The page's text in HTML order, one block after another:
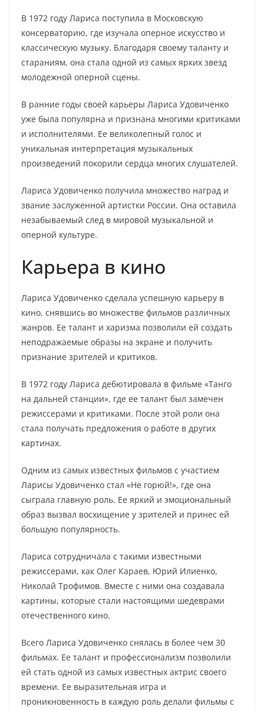
В 1972 году Лариса поступила в Московскую
консерваторию, где изучала оперное искусство и
классическую музыку. Благодаря своему таланту и
стараниям, она стала одной из самых ярких звезд
молодежной оперной сцены.
В ранние годы своей карьеры Лариса Удовиченко
уже была популярна и признана многими критиками
и исполнителями. Ее великолепный голос и
уникальная интерпретация музыкальных
произведений покорили сердца многих слушателей.
Лариса Удовиченко получила множество наград и
звание заслуженной артистки России. Она оставила
незабываемый след в мировой музыкальной и
оперной культуре.
Карьера в кино
Лариса Удовиченко сделала успешную карьеру в
кино, снявшись во множестве фильмов различных
жанров. Ее талант и харизма позволили ей создать
неподражаемые образы на экране и получить
признание зрителей и критиков.
В 1972 году Лариса дебютировала в фильме «Танго
на дальней станции», где ее талант был замечен
режиссерами и критиками. После этой роли она
стала получать предложения о работе в других
картинах.
Одним из самых известных фильмов с участием
Ларисы Удовиченко стал «Не горюй!», где она
сыграла главную роль. Ее яркий и эмоциональный
образ вызвал восхищение у зрителей и принес ей
большую популярность.
Лариса сотрудничала с такими известными
режиссерами, как Олег Караев, Юрий Илиенко,
Николай Трофимов. Вместе с ними она создавала
картины, которые стали настоящими шедеврами
отечественного кино.
Всего Лариса Удовиченко снялась в более чем 30
фильмах. Ее талант и профессионализм позволили
ей стать одной из самых известных актрис своего
времени. Ее выразительная игра и
проникновенность в каждую роль делали фильмы с